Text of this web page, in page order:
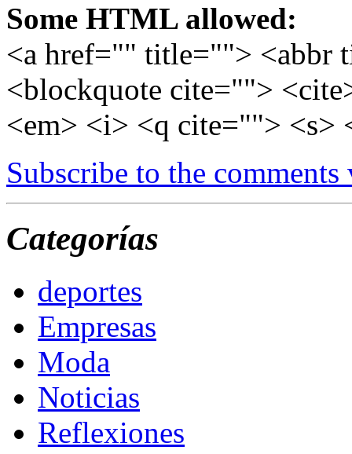
Some HTML allowed:
<a href="" title=""> <abbr
<blockquote cite="">
<em> <i> <q cite=""> <s>
Subscribe to the comments
Categorías
deportes
Empresas
Moda
Noticias
Reflexiones